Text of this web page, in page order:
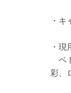
・
・
ベ
彩、